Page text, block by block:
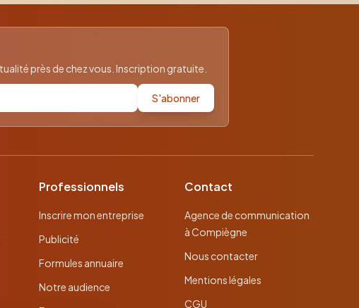
près de chez vous. Inscription gratuite.
S'abonner
Professionnels
Inscrire mon entreprise
Publicité
Formules annuaire
Notre audience
Contact
Agence de communication
à Compiègne
Nous contacter
Mentions légales
CGU